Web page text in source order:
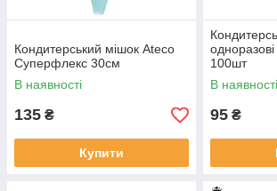
Кондитерський мішок Ateco
Суперфлекс 30см
В наявності
135 ₴
Купити
100шт
В наявності
95 ₴